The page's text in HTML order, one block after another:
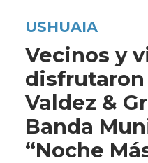
USHUAIA
Vecinos y
disfrutaron
Valdez &
Banda
“Noche